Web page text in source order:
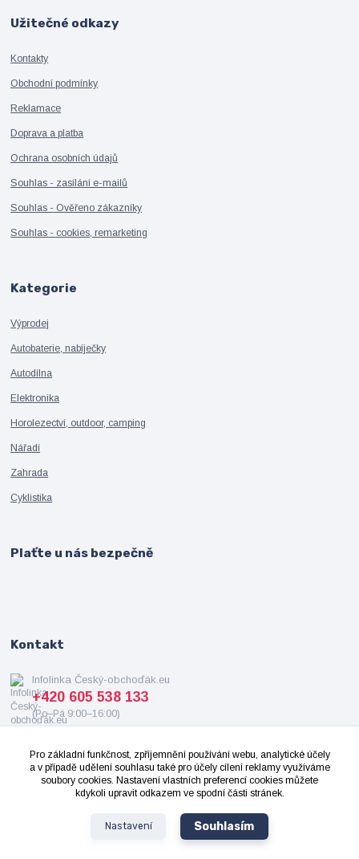
Užitečné odkazy
Kontakty
Obchodní podmínky
Reklamace
Doprava a platba
Ochrana osobních údajů
Souhlas - zasílání e-mailů
Souhlas - Ověřeno zákazníky
Souhlas - cookies, remarketing
Kategorie
Výprodej
Autobaterie, nabíječky
Autodílna
Elektronika
Horolezectví, outdoor, camping
Nářadí
Zahrada
Cyklistika
Plaťte u nás bezpečně
Kontakt
Infolinka Český-obchoďák.eu
+420 605 538 133
(Po–Pá 9:00–16:00)
- Všechna práva vyhrazena. Design od
Pro základní funkčnost, zpříjemnění používání webu, analytické účely
a v případě udělení souhlasu také pro účely cílení reklamy využíváme
soubory cookies. Nastavení vlastních preferencí cookies můžete
kdykoli upravit odkazem ve spodní části stránek.
Nastavení Souhlasím